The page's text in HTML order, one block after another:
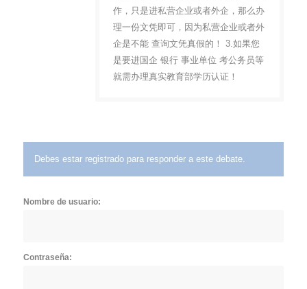
作，只是进私营企业或者外企，那么办
理一份文凭即可，因为私营企业或者外
企是不能 查询文凭真假的！ 3.如果您
是要进国企 银行 事业单位 考公务员等
就需办理真实教育部学历认证！
Debes estar registrado para responder a este debate.
Nombre de usuario:
Contraseña: